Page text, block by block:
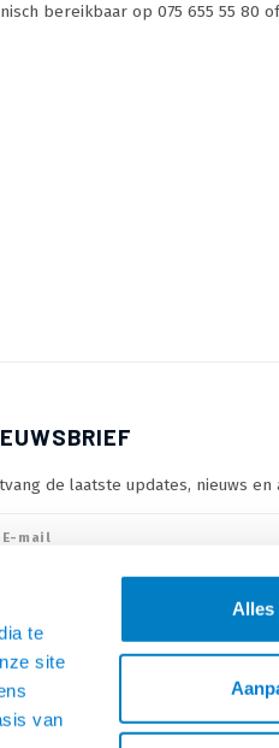
te
site
van
Alles
bereikbaar op 075 655 55 80
de laatste updates, nieuws en
ONS